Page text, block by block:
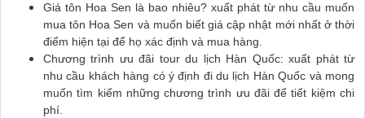
Giá tôn Hoa Sen là bao nhiêu? xuất phát từ nhu cầu muốn
mua tôn Hoa Sen và muốn biết giá cập nhật mới nhất ở thời
điểm hiện tại để họ xác định và mua hàng.
Chương trình ưu đãi tour du lịch Hàn Quốc: xuất phát từ
nhu cầu khách hàng có ý định đi du lịch Hàn Quốc và mong
muốn tìm kiếm những chương trình ưu đãi để tiết kiệm chi
phí.